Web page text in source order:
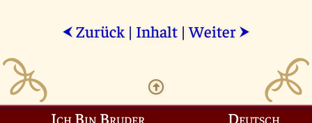
⮜ Zurück | Inhalt |Weiter ⮞
Ich Bin Bruder Deutsch